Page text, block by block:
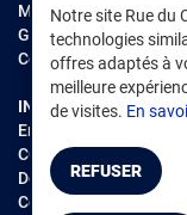
Notre site Rue du
technologies
offres adaptés à
meilleure
de visites. En
REFUSER
Modes de règlements
Garantie et retours
Contacter Rue du
INFORMATIONS
Environnement
CGV /CGU Marketplace
Données personnelles
Cookies